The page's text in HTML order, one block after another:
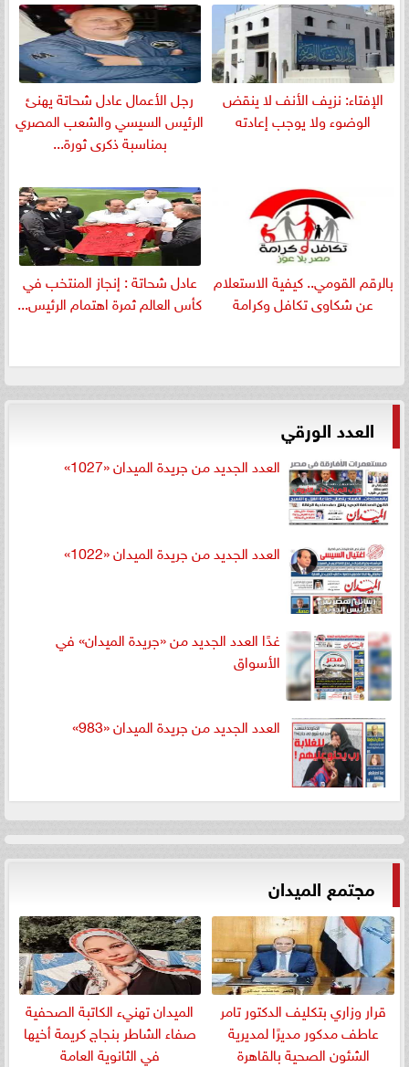
الإفتاء: نزيف الأنف لا ينقض
الوضوء ولا يوجب إعادته
رجل الأعمال عادل شحاتة يهنئ
الرئيس السيسي والشعب المصري
بمناسبة ذكرى ثورة...
بالرقم القومي.. كيفية الاستعلام
عن شكاوى تكافل وكرامة
عادل شحاتة : إنجاز المنتخب في
كأس العالم ثمرة اهتمام الرئيس...
العدد الورقي
العدد الجديد من جريدة الميدان «1027»
العدد الجديد من جريدة الميدان «1022»
غدًا العدد الجديد من «جريدة الميدان» في
الأسواق
العدد الجديد من جريدة الميدان «983»
مجتمع الميدان
قرار وزاري بتكليف الدكتور تامر
عاطف مدكور مديرًا لمديرية
الشئون الصحية بالقاهرة
الميدان تهنيء الكاتبة الصحفية
صفاء الشاطر بنجاج كريمة أخيها
في الثانوية العامة